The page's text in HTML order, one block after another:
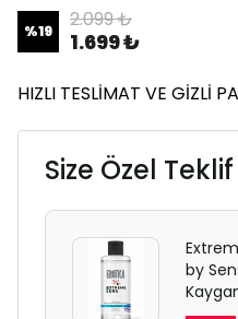
%19 2.099 ₺
1.699 ₺
HIZLI TESLİMAT VE GİZLİ
Size Özel Teklif
by